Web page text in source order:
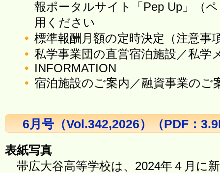
報ポータルサイト「Pep Up」（
用ください
標準報酬月額の定時決定（注意事
私学事業団の直営宿泊施設／私学
INFORMATION
宿泊施設のご案内／融資事業のご
6月号（Vol.342,2026）（PDF：
表紙写真
帯広大谷高等学校は、2024年４月に